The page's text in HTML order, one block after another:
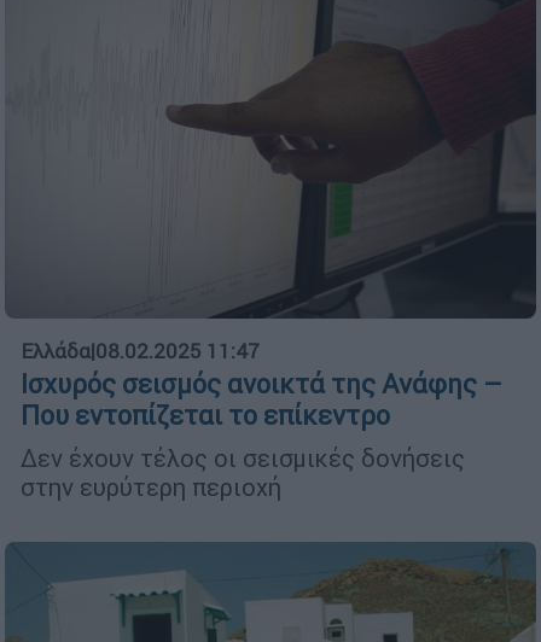
Ελλάδα|08.02.2025 11:47
Ισχυρός σεισμός ανοικτά της Ανάφης –
Που εντοπίζεται το επίκεντρο
Δεν έχουν τέλος οι σεισμικές δονήσεις
στην ευρύτερη περιοχή